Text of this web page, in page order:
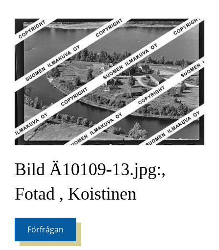
Bild Ä10109-13.jpg:,
Fotad , Koistinen
Förfrågan